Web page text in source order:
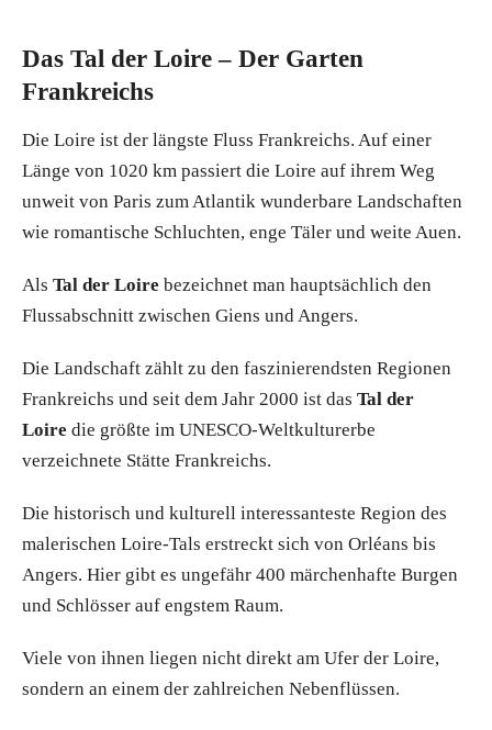
Das Tal der Loire – Der Garten
Frankreichs
Die Loire ist der längste Fluss Frankreichs. Auf einer
Länge von 1020 km passiert die Loire auf ihrem Weg
unweit von Paris zum Atlantik wunderbare Landschaften
wie romantische Schluchten, enge Täler und weite Auen.
Als Tal der Loire bezeichnet man hauptsächlich den
Flussabschnitt zwischen Giens und Angers.
Die Landschaft zählt zu den faszinierendsten Regionen
Frankreichs und seit dem Jahr 2000 ist das Tal der
Loire die größte im UNESCO-Weltkulturerbe
verzeichnete Stätte Frankreichs.
Die historisch und kulturell interessanteste Region des
malerischen Loire-Tals erstreckt sich von Orléans bis
Angers. Hier gibt es ungefähr 400 märchenhafte Burgen
und Schlösser auf engstem Raum.
Viele von ihnen liegen nicht direkt am Ufer der Loire,
sondern an einem der zahlreichen Nebenflüssen.